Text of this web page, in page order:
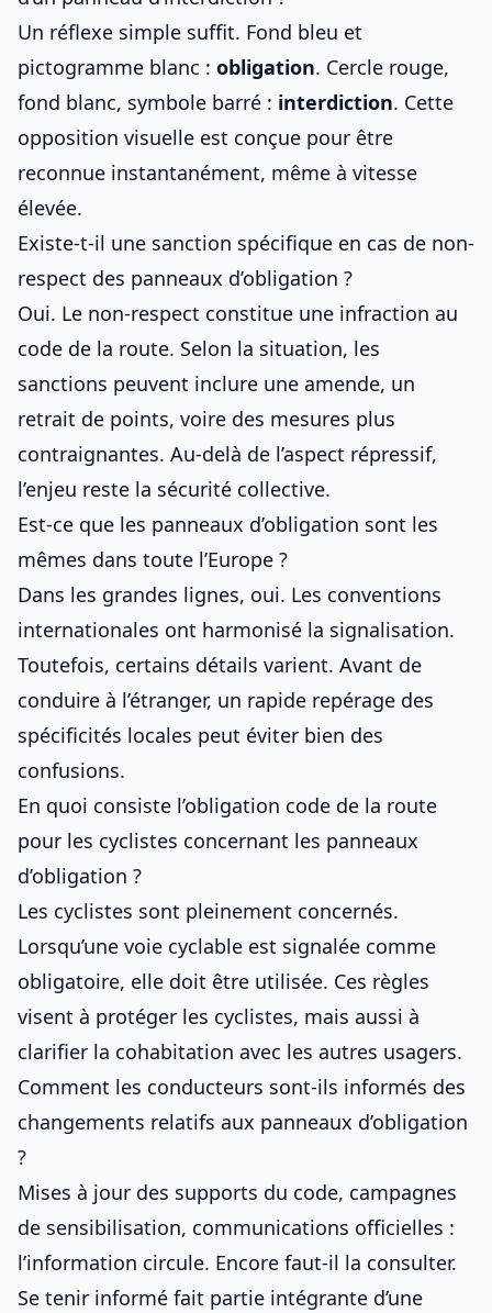
Un réflexe simple suffit. Fond bleu et
pictogramme blanc : obligation. Cercle rouge,
fond blanc, symbole barré : interdiction. Cette
opposition visuelle est conçue pour être
reconnue instantanément, même à vitesse
élevée.
Existe-t-il une sanction spécifique en cas de non-
respect des panneaux d’obligation ?
Oui. Le non-respect constitue une infraction au
code de la route. Selon la situation, les
sanctions peuvent inclure une amende, un
retrait de points, voire des mesures plus
contraignantes. Au-delà de l’aspect répressif,
l’enjeu reste la sécurité collective.
Est-ce que les panneaux d’obligation sont les
mêmes dans toute l’Europe ?
Dans les grandes lignes, oui. Les conventions
internationales ont harmonisé la signalisation.
Toutefois, certains détails varient. Avant de
conduire à l’étranger, un rapide repérage des
spécificités locales peut éviter bien des
confusions.
En quoi consiste l’obligation code de la route
pour les cyclistes concernant les panneaux
d’obligation ?
Les cyclistes sont pleinement concernés.
Lorsqu’une voie cyclable est signalée comme
obligatoire, elle doit être utilisée. Ces règles
visent à protéger les cyclistes, mais aussi à
clarifier la cohabitation avec les autres usagers.
Comment les conducteurs sont-ils informés des
changements relatifs aux panneaux d’obligation
?
Mises à jour des supports du code, campagnes
de sensibilisation, communications officielles :
l’information circule. Encore faut-il la consulter.
Se tenir informé fait partie intégrante d’une